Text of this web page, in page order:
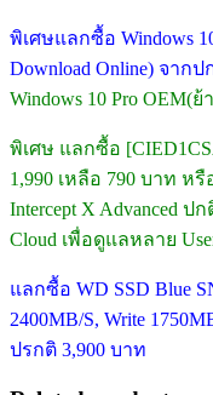
พิเศษแลกซื้อ Windows
Download Online) จาก
Windows 10 Pro OEM(
พิเศษ แลกซื้อ
1,990 เหลือ 790 บาท หรื
Intercept X Advanced ป
Cloud เพื่อดูแลหลาย
แลกซื้อ WD SSD Blue
2400MB/S, Write
ปรกติ 3,900 บาท